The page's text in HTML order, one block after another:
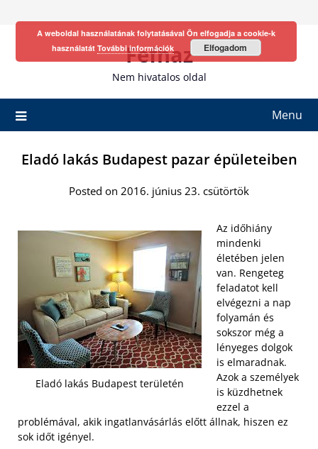
Fefhaz
Nem hivatalos oldal
Menu
Eladó lakás Budapest pazar épületeiben
Posted on 2016. június 23. csütörtök
Eladó lakás Budapest területén
Az időhiány
mindenki
életében jelen
van. Rengeteg
feladatot kell
elvégezni a nap
folyamán és
sokszor még a
lényeges dolgok
is elmaradnak.
Azok a személyek
is küzdhetnek
ezzel a
problémával, akik ingatlanvásárlás előtt állnak, hiszen ez
sok időt igényel.
A weboldal használatának folytatásával Ön elfogadja a cookie-k
használatát További információk Elfogadom